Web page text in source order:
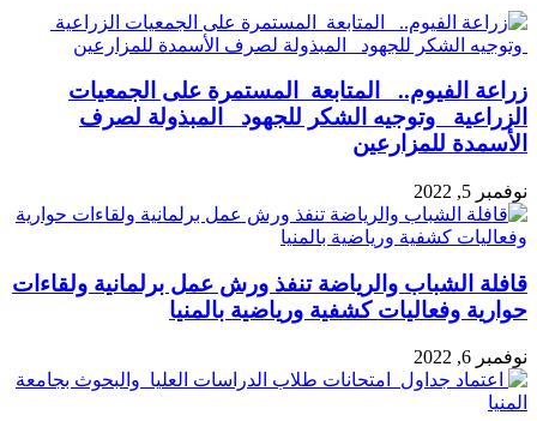
زراعة الفيوم.. المتابعة المستمرة على الجمعيات
الزراعية وتوجيه الشكر للجهود المبذولة لصرف
الأسمدة للمزارعين
نوفمبر 5, 2022
قافلة الشباب والرياضة تنفذ ورش عمل برلمانية ولقاءات
حوارية وفعاليات كشفية ورياضية بالمنيا
نوفمبر 6, 2022